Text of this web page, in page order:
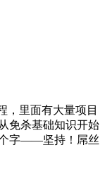
，里面有大量项目
免杀基础知识开始
个字——坚持！屌丝